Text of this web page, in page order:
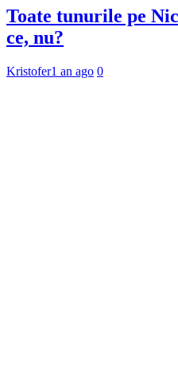
Toate tunurile pe
ce, nu?
Kristofer1 an ago 0